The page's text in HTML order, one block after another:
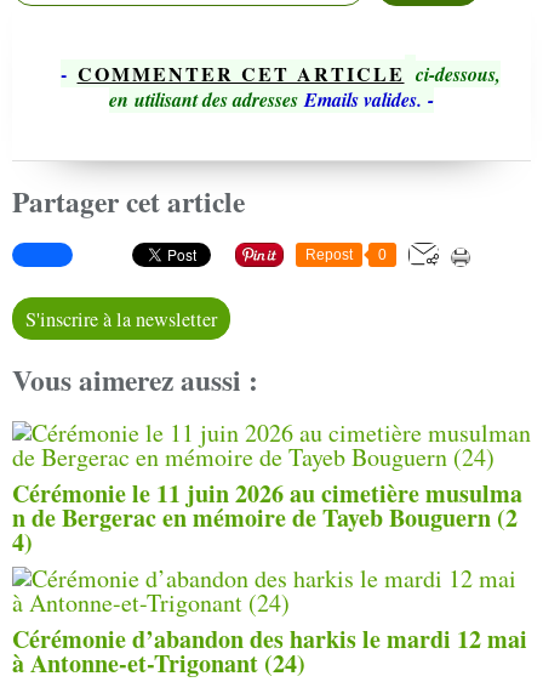
- COMMENTER CET ARTICLE ci-dessous,
en utilisant des adressesEmails valides. -
Partager cet article
Repost 0
S'inscrire à la newsletter
Vous aimerez aussi :
Cérémonie le 11 juin 2026 au cimetière musulma
n de Bergerac en mémoire de Tayeb Bouguern (2
4)
Cérémonie d’abandon des harkis le mardi 12 mai
à Antonne-et-Trigonant (24)